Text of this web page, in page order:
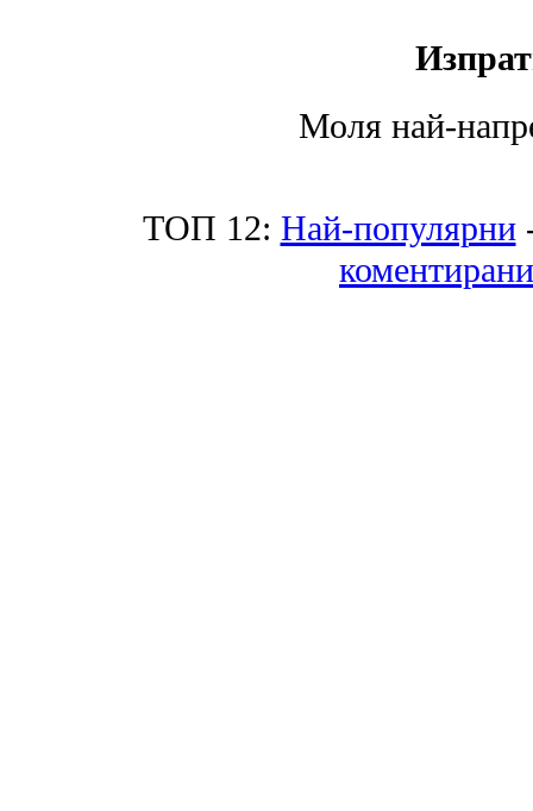
Моля най-
ТОП 12: Най-популярни
коментирани